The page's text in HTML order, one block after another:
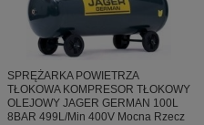
SPRĘŻARKA POWIETRZA
TŁOKOWA KOMPRESOR TŁOKOWY
OLEJOWY JAGER GERMAN 100L
8BAR 499L/Min 400V Mocna Rzecz